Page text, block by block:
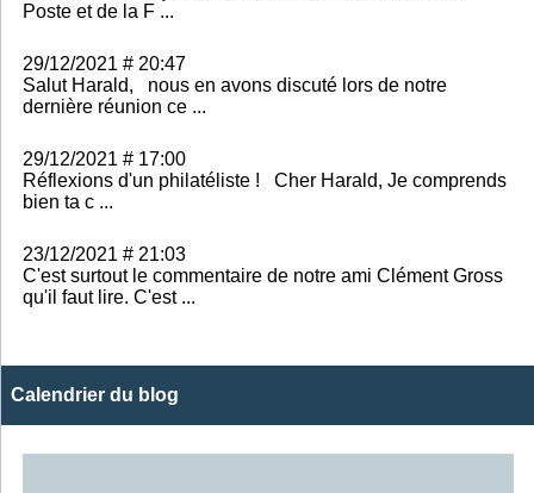
Poste et de la F ...
29/12/2021 # 20:47
Salut Harald, nous en avons discuté lors de notre
dernière réunion ce ...
29/12/2021 # 17:00
Réflexions d'un philatéliste ! Cher Harald, Je comprends
bien ta c ...
23/12/2021 # 21:03
C'est surtout le commentaire de notre ami Clément Gross
qu'il faut lire. C'est ...
Calendrier du blog